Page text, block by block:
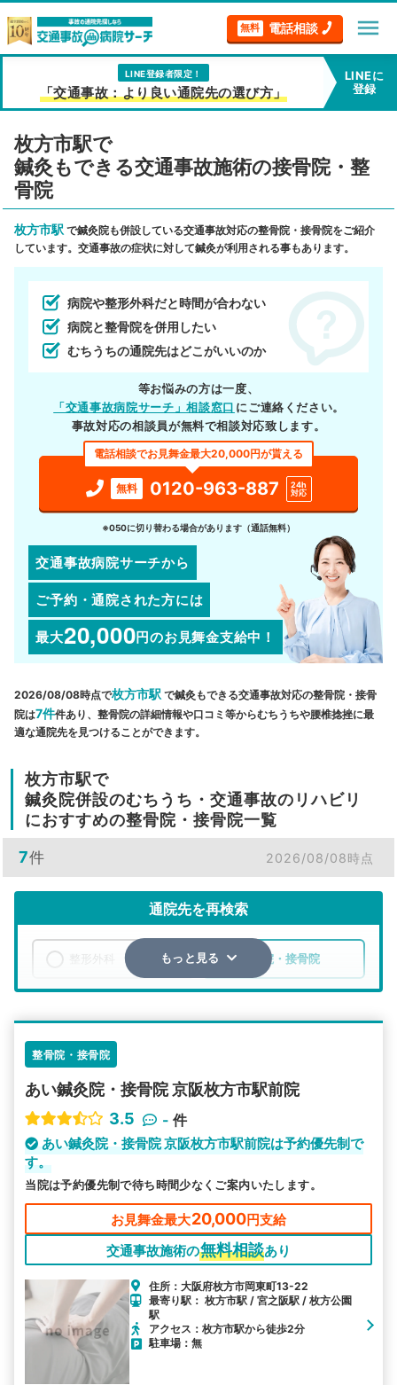
無料 電話相談 menu
LINE登録者限定！
「交通事故：より良い通院先の選び方」
LINEに
登録
枚方市駅で
鍼灸もできる交通事故施術の接骨院・整
骨院
枚方市駅 で鍼灸院も併設している交通事故対応の整骨院・接骨院をご紹介
しています。交通事故の症状に対して鍼灸が利用される事もあります。
病院や整形外科だと時間が合わない
病院と整骨院を併用したい
むちうちの通院先はどこがいいのか
等お悩みの方は一度、
「交通事故病院サーチ」相談窓口 にご連絡ください。
事故対応の相談員が無料で相談対応致します。
電話相談でお見舞金最大20,000円が貰える
無料 0120-963-887
24h
対応
※050に切り替わる場合があります（通話無料）
交通事故病院サーチから
ご予約・通院された方には
最大20,000円のお見舞金支給中！
2026/08/08時点で枚方市駅 で鍼灸もできる交通事故対応の整骨院・接骨
院は7件件あり、整骨院の詳細情報や口コミ等からむちうちや腰椎捻挫に最
適な通院先を見つけることができます。
枚方市駅で
鍼灸院併設のむちうち・交通事故のリハビリ
におすすめの整骨院・接骨院一覧
7件 2026/08/08時点
通院先を再検索
整骨院・接骨院
詳細条件で絞り込む
その他の検索方法
もっと見る
整骨院・接骨院
あい鍼灸院・接骨院 京阪枚方市駅前院
3.5
- 件
あい鍼灸院・接骨院 京阪枚方市駅前院は予約優先制で
す。
当院は予約優先制で待ち時間少なくご案内いたします。
お見舞金最大20,000円支給
交通事故施術の無料相談あり
住所：大阪府枚方市岡東町13-22
最寄り駅： 枚方市駅 / 宮之阪駅 / 枚方公園
駅
アクセス：枚方市駅から徒歩2分
駐車場：無